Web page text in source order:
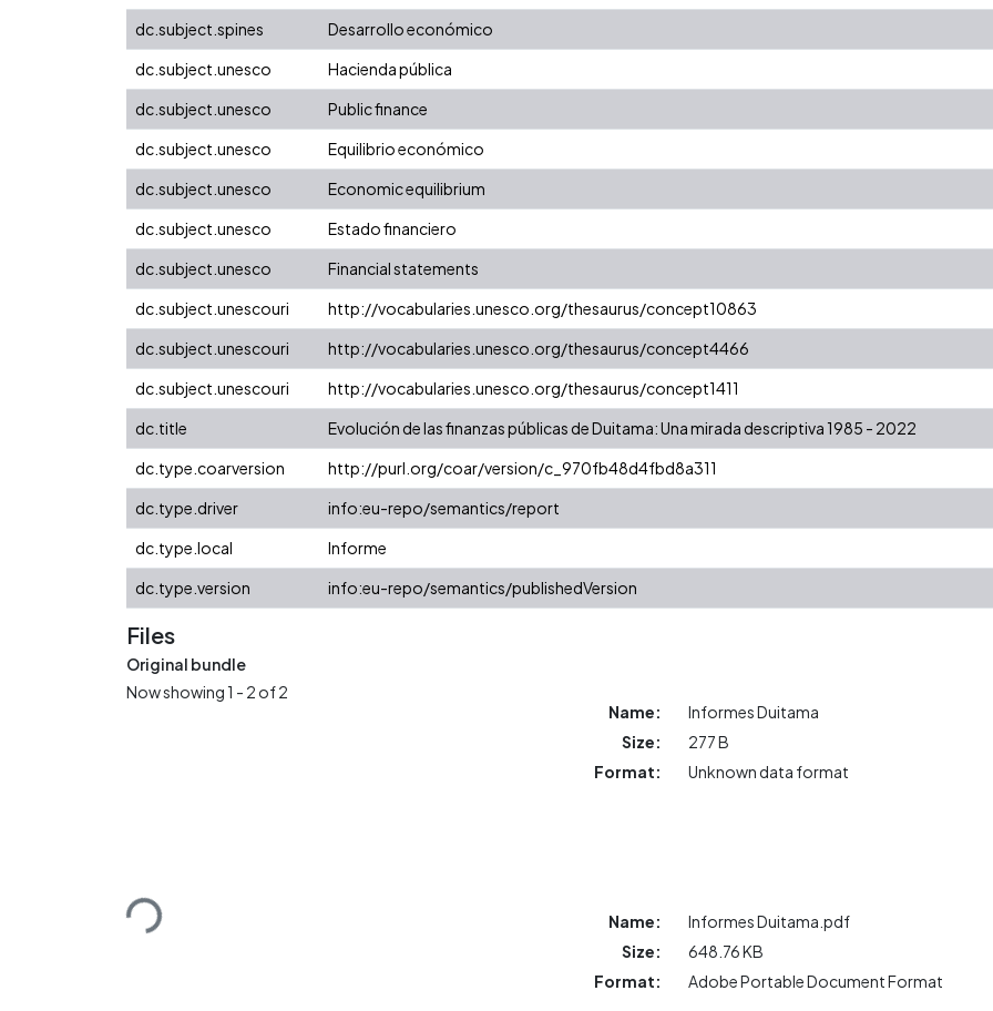
dc.subject.spines
Desarrollo económico
dc.subject.unesco
Hacienda pública
dc.subject.unesco
Public finance
dc.subject.unesco
Equilibrio económico
dc.subject.unesco
Economic equilibrium
dc.subject.unesco
Estado financiero
dc.subject.unesco
Financial statements
dc.subject.unescouri
http://vocabularies.unesco.org/thesaurus/concept10863
dc.subject.unescouri
http://vocabularies.unesco.org/thesaurus/concept4466
dc.subject.unescouri
http://vocabularies.unesco.org/thesaurus/concept1411
dc.title
Evolución de las finanzas públicas de Duitama: Una mirada descriptiva 1985 - 2022
dc.type.coarversion
http://purl.org/coar/version/c_970fb48d4fbd8a311
dc.type.driver
info:eu-repo/semantics/report
dc.type.local
Informe
dc.type.version
info:eu-repo/semantics/publishedVersion
Files
Original bundle
Now showing1 - 2 of 2
Loading...
Name:
Informes Duitama
Size:
277 B
Format:
Unknown data format
Name:
Informes Duitama.pdf
Size:
648.76 KB
Format:
Adobe Portable Document Format